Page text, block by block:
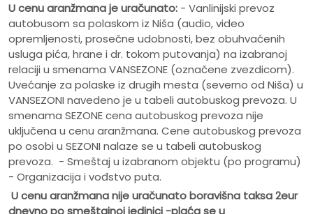
U cenu aranžmana je uračunato: - Vanlinijski prevoz
autobusom sa polaskom iz Niša (audio, video
opremljenosti, prosečne udobnosti, bez obuhvaćenih
usluga pića, hrane i dr. tokom putovanja) na izabranoj
relaciji u smenama VANSEZONE (označene zvezdicom).
Uvećanje za polaske iz drugih mesta (severno od Niša) u
VANSEZONI navedeno je u tabeli autobuskog prevoza. U
smenama SEZONE cena autobuskog prevoza nije
uključena u cenu aranžmana. Cene autobuskog prevoza
po osobi u SEZONI nalaze se u tabeli autobuskog
prevoza. - Smeštaj u izabranom objektu (po programu)
- Organizacija i vođstvo puta.
U cenu aranžmana nije uračunatoboravišna taksa 2eur